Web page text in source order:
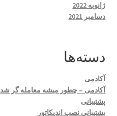
ژانویه 2022
دسامبر 2021
دسته‌ها
آکادمی
آکادمی – چطور میشه معامله گر شد
پشتیبانی
پشتیبانی نصب اندیکاتور